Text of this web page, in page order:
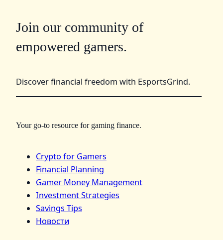
Join our community of
empowered gamers.
Discover financial freedom with EsportsGrind.
Your go-to resource for gaming finance.
Crypto for Gamers
Financial Planning
Gamer Money Management
Investment Strategies
Savings Tips
Новости